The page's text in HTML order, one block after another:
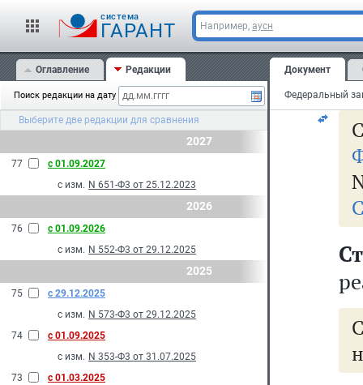
cистема
ГАРАНТ Например, аусн
Оглавление Редакции
Поиск редакции на дату
Выберите две редакции для сравнения
2027
77
с 01.09.2027
с изм. N 651-Ф3 от 25.12.2023
2026
76
с 01.09.2026
с изм. N 552-Ф3 от 29.12.2025
2025
75
с 29.12.2025
с изм. N 573-Ф3 от 29.12.2025
74
с 01.09.2025
с изм. N 353-Ф3 от 31.07.2025
73
с 01.03.2025
Документ
и
в